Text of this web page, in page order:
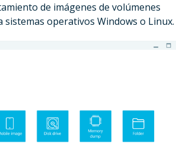
de imágenes de volúmenes
sistemas operativos Windows o Linux.